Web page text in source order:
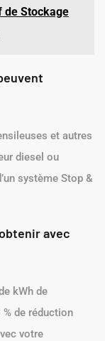
de Stockage
et autres
diesel ou
système Stop &
avec
kWh de
de réduction
votre